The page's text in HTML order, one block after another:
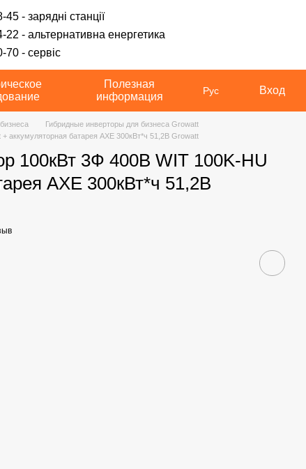
- зарядні станції
- альтернативна енергетика
70 - сервіс
Полезная
информация
Рус Вход
Гибридные инверторы для бизнеса Growatt
аккумуляторная батарея AXE 300кВт*ч 51,2В Growatt
100кВт 3Ф 400В WIT 100K-HU
AXE 300кВт*ч 51,2В